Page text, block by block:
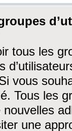
tous les
vous
Tous les
une